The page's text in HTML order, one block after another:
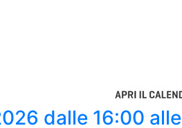
dalle 16:00 alle